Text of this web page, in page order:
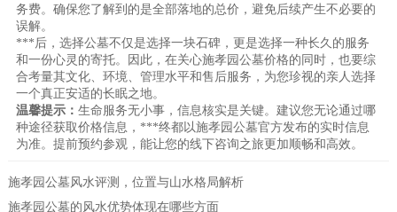
务费。确保您了解到的是全部落地的总价，避免后续产生不必要的
误解。
***后，选择公墓不仅是选择一块石碑，更是选择一种长久的服务
和一份心灵的寄托。因此，在关心施孝园公墓价格的同时，也要综
合考量其文化、环境、管理水平和售后服务，为您珍视的亲人选择
一个真正安适的长眠之地。
温馨提示： 生命服务无小事，信息核实是关键。建议您无论通过哪
种途径获取价格信息，***终都以施孝园公墓官方发布的实时信息
为准。提前预约参观，能让您的线下咨询之旅更加顺畅和高效。
施孝园公墓风水评测，位置与山水格局解析
施孝园公墓的风水优势体现在哪些方面